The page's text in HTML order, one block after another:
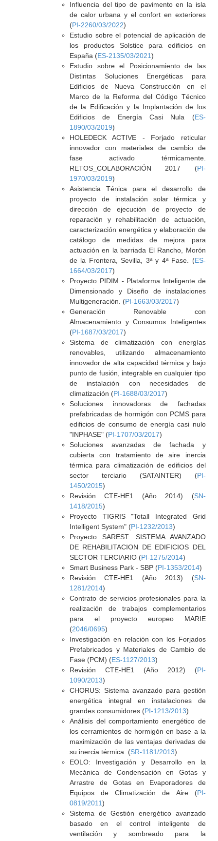
Influencia del tipo de pavimento en la isla
de calor urbana y el confort en exteriores
(PI-2260/03/2022)
Estudio sobre el potencial de aplicación de
los productos Solstice para edificios en
España (ES-2135/03/2021)
Estudio sobre el Posicionamiento de las
Distintas Soluciones Energéticas para
Edificios de Nueva Construcción en el
Marco de la Reforma del Código Técnico
de la Edificación y la Implantación de los
Edificios de Energía Casi Nula (ES-
1890/03/2019)
HOLEDECK ACTIVE - Forjado reticular
innovador con materiales de cambio de
fase activado térmicamente.
RETOS_COLABORACIÓN 2017 (PI-
1970/03/2019)
Asistencia Ténica para el desarrollo de
proyecto de instalación solar térmica y
dirección de ejecución de proyecto de
reparación y rehabilitación de actuación,
caracterización energética y elaboración de
catálogo de medidas de mejora para
actuación en la barriada El Rancho, Morón
de la Frontera, Sevilla, 3ª y 4ª Fase. (ES-
1664/03/2017)
Proyecto PIDIM - Plataforma Inteligente de
Dimensionado y Diseño de instalaciones
Multigeneración. (PI-1663/03/2017)
Generación Renovable con
Almacenamiento y Consumos Inteligentes
(PI-1687/03/2017)
Sistema de climatización con energías
renovables, utilizando almacenamiento
innovador de alta capacidad térmica y bajo
punto de fusión, integrable en cualquier tipo
de instalación con necesidades de
climatización (PI-1688/03/2017)
Soluciones innovadoras de fachadas
prefabricadas de hormigón con PCMS para
edificios de consumo de energía casi nulo
"INPHASE" (PI-1707/03/2017)
Soluciones avanzadas de fachada y
cubierta con tratamiento de aire inercia
térmica para climatización de edificios del
sector terciario (SATAINTER) (PI-
1450/2015)
Revisión CTE-HE1 (Año 2014) (SN-
1418/2015)
Proyecto TIGRIS "Totall Integrated Grid
Intelligent System" (PI-1232/2013)
Proyecto SAREST: SISTEMA AVANZADO
DE REHABILITACION DE EDIFICIOS DEL
SECTOR TERCIARIO (PI-1275/2014)
Smart Business Park - SBP (PI-1353/2014)
Revisión CTE-HE1 (Año 2013) (SN-
1281/2014)
Contrato de servicios profesionales para la
realización de trabajos complementarios
para el proyecto europeo MARIE
(2046/0695)
Investigación en relación con los Forjados
Prefabricados y Materiales de Cambio de
Fase (PCM) (ES-1127/2013)
Revisión CTE-HE1 (Año 2012) (PI-
1090/2013)
CHORUS: Sistema avanzado para gestión
energética integral en instalaciones de
grandes consumidores (PI-1213/2013)
Análisis del comportamiento energético de
los cerramientos de hormigón en base a la
maximización de las ventajas derivadas de
su inercia térmica. (SR-1181/2013)
EOLO: Investigación y Desarrollo en la
Mecánica de Condensación en Gotas y
Arrastre de Gotas en Evaporadores de
Equipos de Climatización de Aire (PI-
0819/2011)
Sistema de Gestión energético avanzado
basado en el control inteligente de
ventilación y sombreado para la